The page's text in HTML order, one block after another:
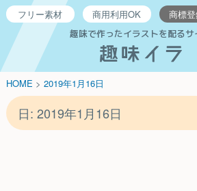
フリー素材 商用利用OK 商標
趣味で作ったイラストを配るサ
HOME > 2019年1月16日
日: 2019年1月16日